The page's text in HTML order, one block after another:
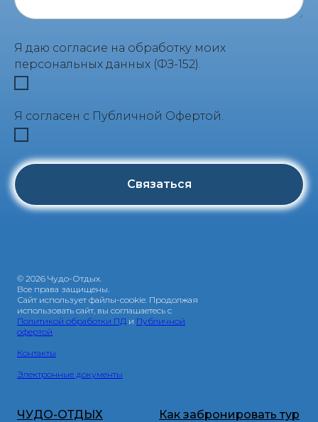
Я даю согласие на обработку моих
персональных данных (ФЗ-152).
Я согласен с Публичной Офертой.
Связаться
© 2026 Чудо-Отдых.
Все права защищены.
Сайт использует файлы-cookie. Продолжая
использовать сайт, вы соглашаетесь с
Политикой обработки ПД и Публичной
офертой
Контакты
Электронные документы
ЧУДО-ОТДЫХ
Как забронировать тур